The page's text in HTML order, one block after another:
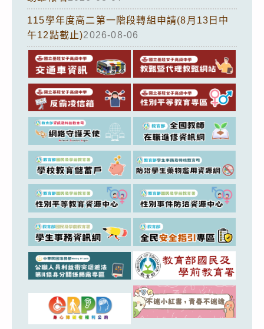
115學年度高二第一階段轉組申請(8月13日中
午12點截止)2026-08-06